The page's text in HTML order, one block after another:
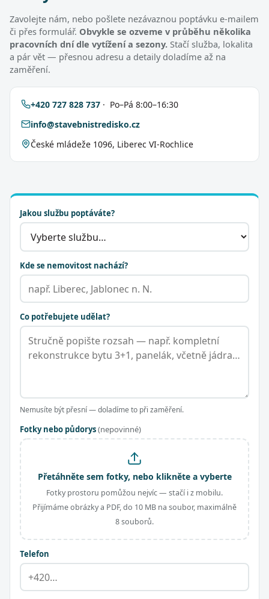
Zavolejte nám, nebo pošlete nezávaznou poptávku e-mailem
či přes formulář. Obvykle se ozveme v průběhu několika
pracovních dní dle vytížení a sezony. Stačí služba, lokalita
a pár vět — přesnou adresu a detaily doladíme až na
zaměření.
+420 727 828 737 · Po–Pá 8:00–16:30
info@stavebnistredisko.cz
České mládeže 1096, Liberec VI-Rochlice
Jakou službu poptáváte?
Kde se nemovitost nachází?
Co potřebujete udělat?
Nemusíte být přesní — doladíme to při zaměření.
Fotky nebo půdorys(nepovinné)
Přetáhněte sem fotky, nebo klikněte a vyberte
Fotky prostoru pomůžou nejvíc — stačí i z mobilu.
Přijímáme obrázky a PDF, do 10 MB na soubor, maximálně
8 souborů.
Telefon